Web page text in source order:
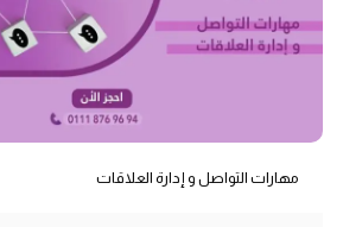
مهارات التواصل و إدارة العلاقات